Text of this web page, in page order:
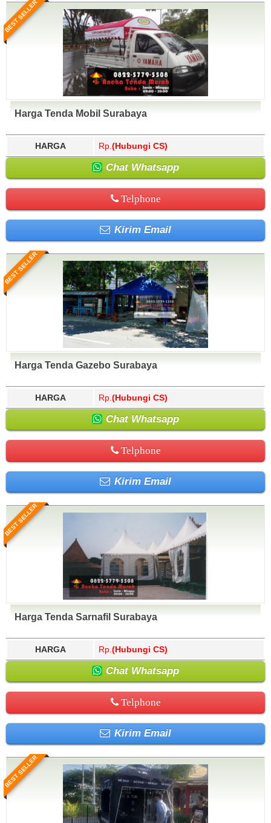
BEST SELLER
Harga Tenda Mobil Surabaya
HARGA Rp. (Hubungi CS)
Chat Whatsapp
Telphone
Kirim Email
BEST SELLER
Harga Tenda Gazebo Surabaya
HARGA Rp. (Hubungi CS)
Chat Whatsapp
Telphone
Kirim Email
BEST SELLER
Harga Tenda Sarnafil Surabaya
HARGA Rp. (Hubungi CS)
Chat Whatsapp
Telphone
Kirim Email
BEST SELLER